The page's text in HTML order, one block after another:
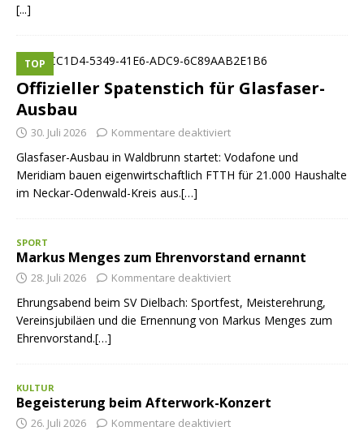
[...]
Offizieller Spatenstich für Glasfaser-
Ausbau
TOP
30. Juli 2026 Kommentare deaktiviert
Glasfaser-Ausbau in Waldbrunn startet: Vodafone und
Meridiam bauen eigenwirtschaftlich FTTH für 21.000 Haushalte
im Neckar-Odenwald-Kreis aus.[…]
SPORT
Markus Menges zum Ehrenvorstand ernannt
28. Juli 2026 Kommentare deaktiviert
Ehrungsabend beim SV Dielbach: Sportfest, Meisterehrung,
Vereinsjubiläen und die Ernennung von Markus Menges zum
Ehrenvorstand.[…]
KULTUR
Begeisterung beim Afterwork-Konzert
26. Juli 2026 Kommentare deaktiviert